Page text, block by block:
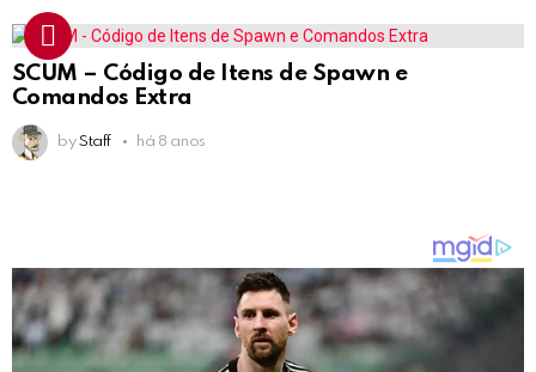
SCUM – Código de Itens de Spawn e
Comandos Extra
by Staff há 8 anos